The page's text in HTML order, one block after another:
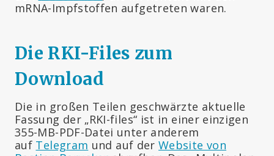
mRNA-Impfstoffen aufgetreten waren.
Die RKI-Files zum
Download
Die in großen Teilen geschwärzte aktuelle
Fassung der „RKI-files“ ist in einer einzigen
355-MB-PDF-Datei unter anderem
auf Telegram und auf derWebsite von